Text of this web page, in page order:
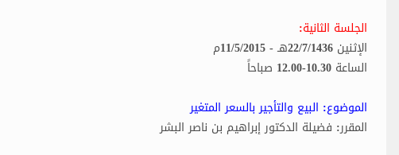
الجلسة الثانية:
الإثنين 22/7/1436هـ - 11/5/2015م
الساعة 10.30-12.00 صباحاً
الموضوع: البيع والتأجير بالسعر المتغير
المقرر: فضيلة الدكتور إبراهيم بن ناصر البشر